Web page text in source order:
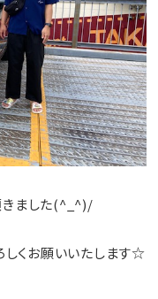
きました(^_^)/
しくお願いいたします☆